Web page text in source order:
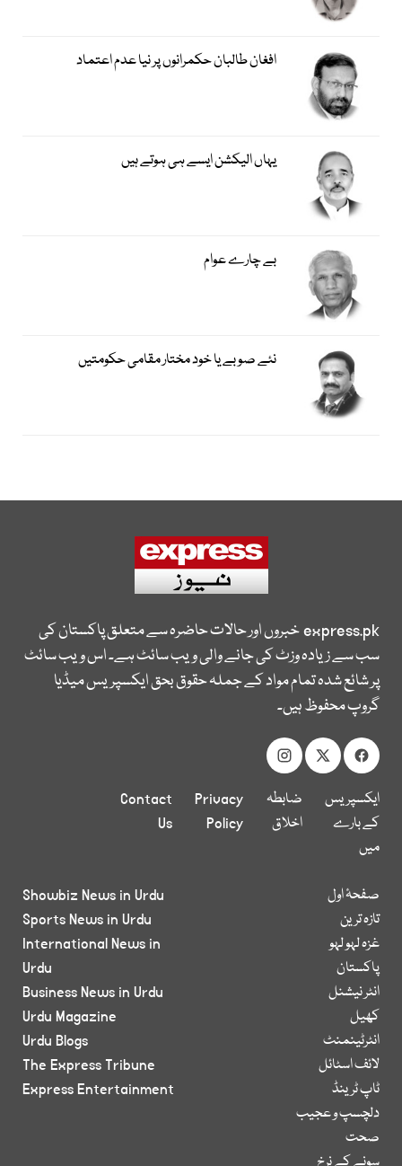
افغان طالبان حکمرانوں پر نیا عدم اعتماد
یہاں الیکشن ایسے ہی ہوتے ہیں
بے چارے عوام
نئے صوبے یا خود مختار مقامی حکومتیں
express.pkخبروں اور حالات حاضرہ سے متعلق پاکستان کی
سب سے زیادہ وزٹ کی جانے والی ویب سائٹ ہے۔ اس ویب سائٹ
پر شائع شدہ تمام مواد کے جملہ حقوق بحق ایکسپریس میڈیا
گروپ محفوظ ہیں۔
ایکسپریس
کے بارے
میں
ضابطہ
اخلاق
Privacy
Policy
Contact
Us
صفحۂ اول
تازہ ترین
غزہ لہو لہو
پاکستان
انٹر نیشنل
کھیل
انٹرٹینمنٹ
لائف اسٹائل
ٹاپ ٹرینڈ
دلچسپ و عجیب
صحت
Showbiz News in Urdu
Sports News in Urdu
International News in
Urdu
Business News in Urdu
Urdu Magazine
Urdu Blogs
The Express Tribune
Express Entertainment